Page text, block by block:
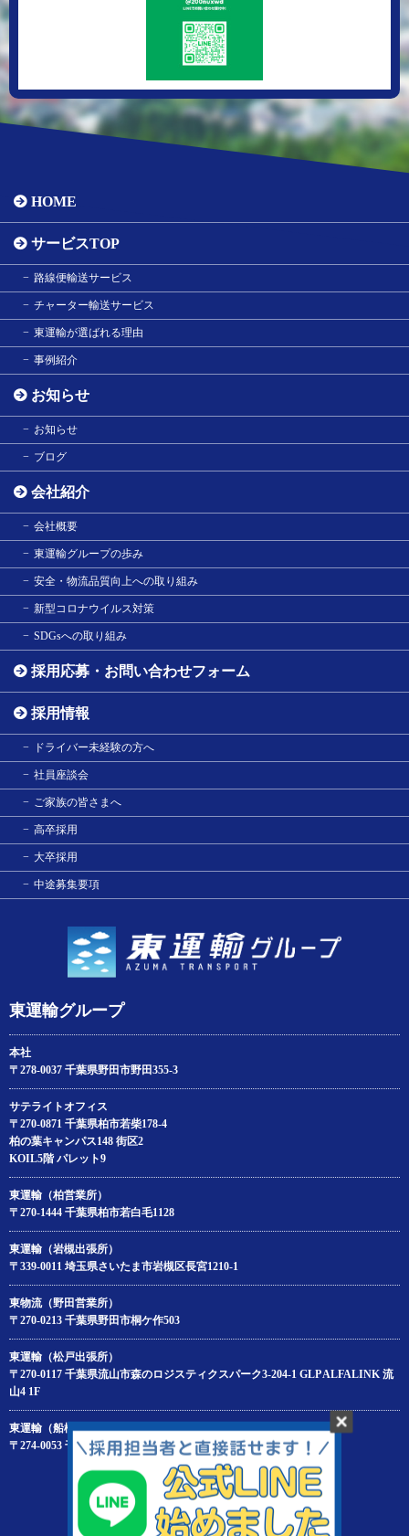
東運輸グループ
本社
〒278-0037 千葉県野田市野田355-3
サテライトオフィス
〒270-0871 千葉県柏市若柴178‐4
柏の葉キャンパス148 街区2
KOIL5階 パレット9
東運輸（柏営業所）
〒270-1444 千葉県柏市若白毛1128
東運輸（岩槻出張所）
〒339-0011 埼玉県さいたま市岩槻区長宮1210-1
東物流（野田営業所）
〒270-0213 千葉県野田市桐ケ作503
東運輸（松戸出張所）
〒270-0117 千葉県流山市森のロジスティクスパーク3-204‐1 GLP ALFALINK 流
山4 1F
東運輸（船橋出張所）
〒274-0053 千葉県船橋市豊富町688
HOME
サービスTOP
路線便輸送サービス
チャーター輸送サービス
東運輸が選ばれる理由
事例紹介
お知らせ
お知らせ
ブログ
会社紹介
会社概要
東運輸グループの歩み
安全・物流品質向上への取り組み
新型コロナウイルス対策
SDGsへの取り組み
採用応募・お問い合わせフォーム
採用情報
ドライバー未経験の方へ
社員座談会
ご家族の皆さまへ
高卒採用
大卒採用
中途募集要項